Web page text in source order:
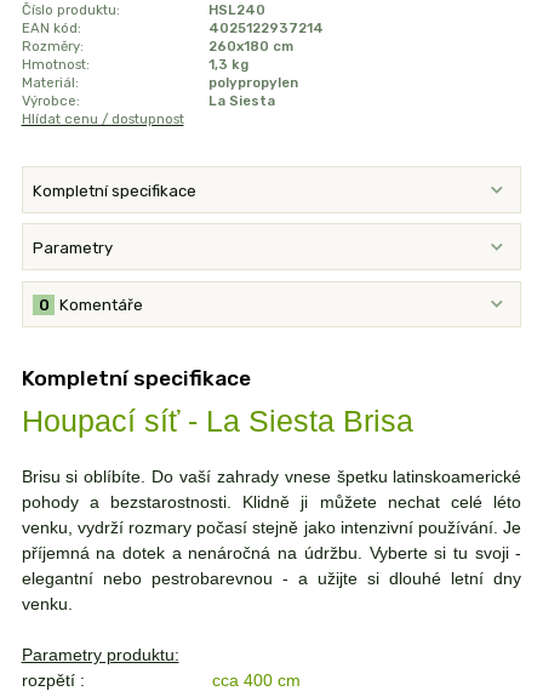
Číslo produktu:
HSL240
EAN kód:
4025122937214
Rozměry:
260x180 cm
Hmotnost:
1,3 kg
Materiál:
polypropylen
Výrobce:
La Siesta
Hlídat cenu / dostupnost
Kompletní specifikace
Parametry
Komentáře
0
Kompletní specifikace
Houpací síť - La Siesta Brisa
Brisu si oblíbíte. Do vaší zahrady vnese špetku latinskoamerické
pohody a bezstarostnosti. Klidně ji můžete nechat celé léto
venku, vydrží rozmary počasí stejně jako intenzivní používání. Je
příjemná na dotek a nenáročná na údržbu. Vyberte si tu svoji -
elegantní nebo pestrobarevnou - a užijte si dlouhé letní dny
venku.
Parametry produktu:
rozpětí :
cca 400 cm